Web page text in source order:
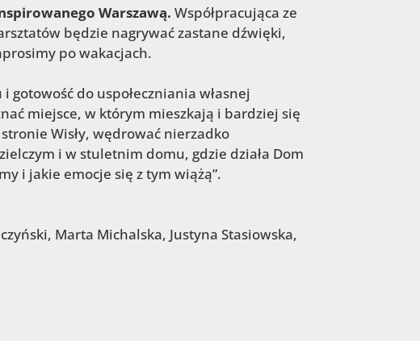
Warszawą. Współpracująca ze
będzie nagrywać zastane dźwięki,
po wakacjach.
do uspołeczniania własnej
miejsce, w którym mieszkają i bardziej się
Wisły, wędrować nierzadko
i w stuletnim domu, gdzie działa Dom
i jakie emocje się z tym wiążą”.
Marta Michalska, Justyna Stasiowska,